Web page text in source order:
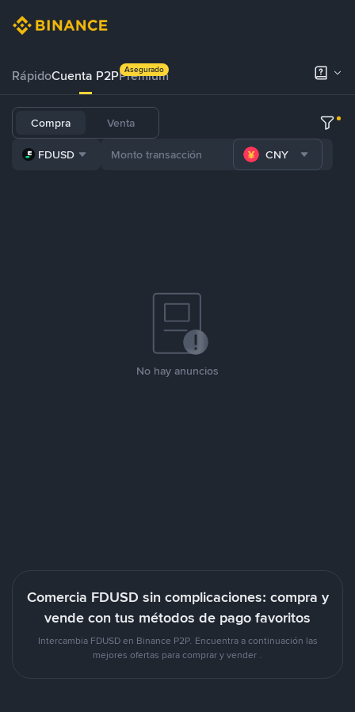
RápidoCuenta P2PPrémium
Asegurado
Compra Venta
FDUSD CNY
No hay anuncios
Comercia FDUSD sin complicaciones: compra y
vende con tus métodos de pago favoritos
Intercambia FDUSD en Binance P2P. Encuentra a continuación las
mejores ofertas para comprar y vender .